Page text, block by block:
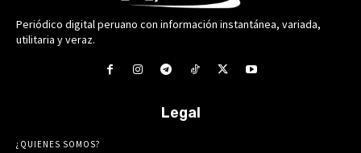
Periódico digital peruano con información instantánea, variada,
utilitaria y veraz.
Legal
¿QUIENES SOMOS?